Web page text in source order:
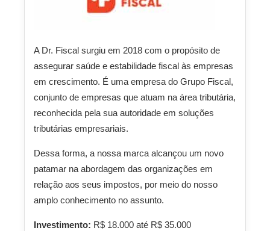
A Dr. Fiscal surgiu em 2018 com o propósito de
assegurar saúde e estabilidade fiscal às empresas
em crescimento. É uma empresa do Grupo Fiscal,
conjunto de empresas que atuam na área tributária,
reconhecida pela sua autoridade em soluções
tributárias empresariais.
Dessa forma, a nossa marca alcançou um novo
patamar na abordagem das organizações em
relação aos seus impostos, por meio do nosso
amplo conhecimento no assunto.
Investimento: R$ 18.000 até R$ 35.000